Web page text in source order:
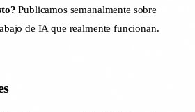
Publicamos semanalmente sobre
de IA que realmente funcionan.